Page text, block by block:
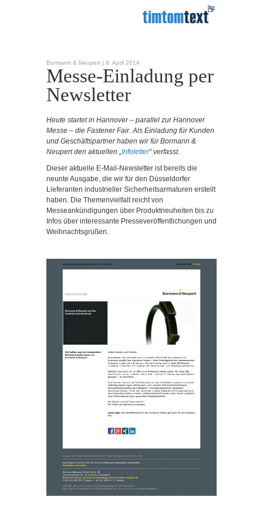
Bormann & Neupert | 8. April 2014
Messe-Einladung per
Newsletter
Heute startet in Hannover – parallel zur Hannover
Messe – die Fastener Fair. Als Einladung für Kunden
und Geschäftspartner haben wir für Bormann &
Neupert den aktuellen „Infoletter“ verfasst.
Dieser aktuelle E-Mail-Newsletter ist bereits die
neunte Ausgabe, die wir für den Düsseldorfer
Lieferanten industrieller Sicherheitsarmaturen erstellt
haben. Die Themenvielfalt reicht von
Messeankündigungen über Produktneuheiten bis zu
Infos über interessante Presseveröffentlichungen und
Weihnachtsgrüßen.